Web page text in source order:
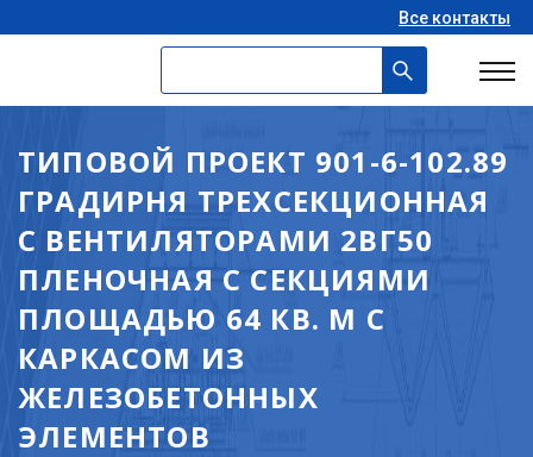
Все контакты
ТИПОВОЙ ПРОЕКТ 901-6-102.89
ГРАДИРНЯ ТРЕХСЕКЦИОННАЯ
С ВЕНТИЛЯТОРАМИ 2ВГ50
ПЛЕНОЧНАЯ С СЕКЦИЯМИ
ПЛОЩАДЬЮ 64 КВ. М С
КАРКАСОМ ИЗ
ЖЕЛЕЗОБЕТОННЫХ
ЭЛЕМЕНТОВ